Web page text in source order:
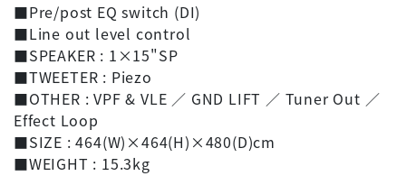
■Pre/post EQ switch (DI)
■Line out level control
■SPEAKER : 1×15"SP
■TWEETER : Piezo
■OTHER : VPF & VLE ／ GND LIFT ／ Tuner Out ／
Effect Loop
■SIZE : 464(W)×464(H)×480(D)cm
■WEIGHT : 15.3kg